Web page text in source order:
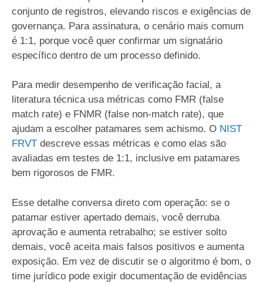
conjunto de registros, elevando riscos e exigências de
governança. Para assinatura, o cenário mais comum
é 1:1, porque você quer confirmar um signatário
específico dentro de um processo definido.
Para medir desempenho de verificação facial, a
literatura técnica usa métricas como FMR (false
match rate) e FNMR (false non-match rate), que
ajudam a escolher patamares sem achismo. O NIST
FRVT descreve essas métricas e como elas são
avaliadas em testes de 1:1, inclusive em patamares
bem rigorosos de FMR.
Esse detalhe conversa direto com operação: se o
patamar estiver apertado demais, você derruba
aprovação e aumenta retrabalho; se estiver solto
demais, você aceita mais falsos positivos e aumenta
exposição. Em vez de discutir se o algoritmo é bom, o
time jurídico pode exigir documentação de evidências